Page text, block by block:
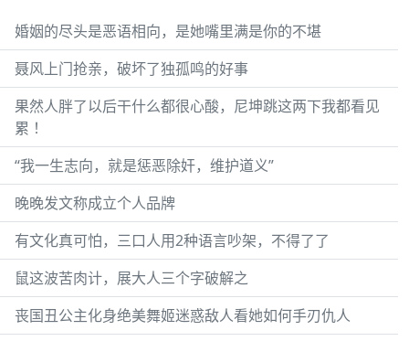
婚姻的尽头是恶语相向，是她嘴里满是你的不堪
聂风上门抢亲，破坏了独孤鸣的好事
果然人胖了以后干什么都很心酸，尼坤跳这两下我都看见
累 ！
“我一生志向，就是惩恶除奸，维护道义”
晚晚发文称成立个人品牌
有文化真可怕，三口人用2种语言吵架，不得了了
鼠这波苦肉计，展大人三个字破解之
丧国丑公主化身绝美舞姬迷惑敌人看她如何手刃仇人